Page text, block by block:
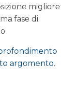
migliore
fase di
argomento.